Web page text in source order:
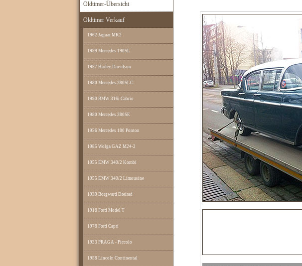
Oldtimer-Übersicht
Oldtimer Verkauf
1962 Jaguar MK2
1959 Mercedes 190SL
1957 Harley Davidson
1980 Mercedes 280SLC
1990 BMW 316i Cabrio
1980 Mercedes 280SE
1956 Mercedes 180 Ponton
1985 Wolga GAZ M24-2
1955 EMW 340/2 Kombi
1955 EMW 340/2 Limousine
1939 Borgward Dreirad
1918 Ford Model T
1978 Ford Capri
1933 PRAGA - Piccolo
1958 Lincoln Continental